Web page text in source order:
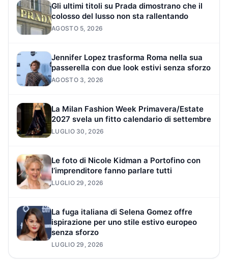
Gli ultimi titoli su Prada dimostrano che il
colosso del lusso non sta rallentando
AGOSTO 5, 2026
Jennifer Lopez trasforma Roma nella sua
passerella con due look estivi senza sforzo
AGOSTO 3, 2026
La Milan Fashion Week Primavera/Estate
2027 svela un fitto calendario di settembre
LUGLIO 30, 2026
Le foto di Nicole Kidman a Portofino con
l’imprenditore fanno parlare tutti
LUGLIO 29, 2026
La fuga italiana di Selena Gomez offre
ispirazione per uno stile estivo europeo
senza sforzo
LUGLIO 29, 2026